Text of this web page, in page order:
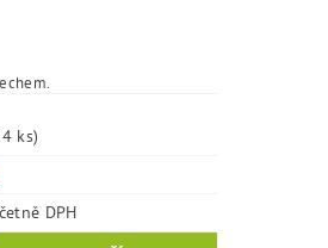
ks)
Kč včetně DPH